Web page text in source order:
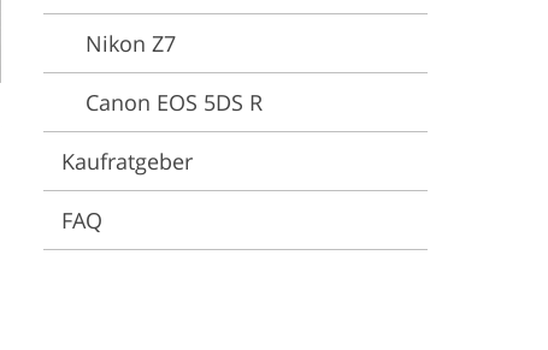
Nikon Z7
Canon EOS 5DS R
Kaufratgeber
FAQ